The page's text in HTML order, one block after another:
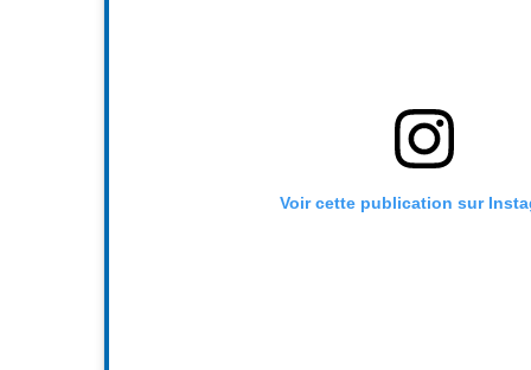
Voir cette publication sur